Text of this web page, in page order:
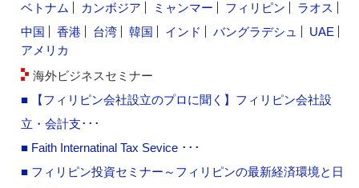
ベトナム
カンボジア ミャンマー フィリピン
ラオス
中国
香港 台湾 韓国 インド バングラデシュ
UAE
アメリカ
海外ビジネスセミナー
■ 【フィリピン会社設立のプロに聞く】フィリピン会社設
立・会計支･･･
■ Faith Internatinal Tax Sevice ･･･
■ フィリピン投資セミナー～フィリピンの最新経済環境と日